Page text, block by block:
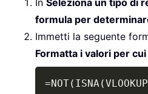
In Seleziona un tipo di
formula per
Immetti la seguente
Formatta i valori per